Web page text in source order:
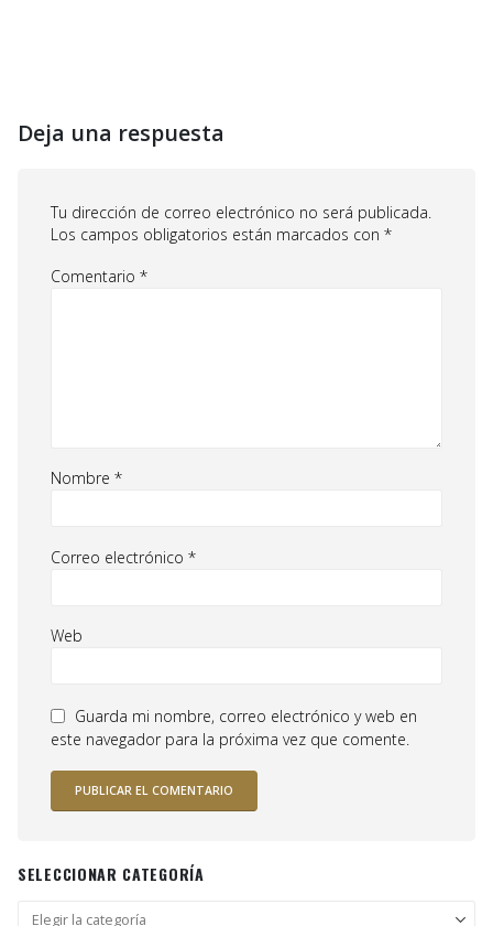
Deja una respuesta
Tu dirección de correo electrónico no será publicada.
Los campos obligatorios están marcados con *
Comentario *
Nombre *
Correo electrónico *
Web
Guarda mi nombre, correo electrónico y web en
este navegador para la próxima vez que comente.
SELECCIONAR CATEGORÍA
Seleccionar